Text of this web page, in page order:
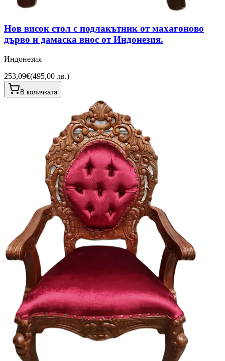
Нов висок стол с подлакътник от махагоново
дърво и дамаска внос от Индонезия.
Индонезия
253,09€(495,00 лв.)
В количката